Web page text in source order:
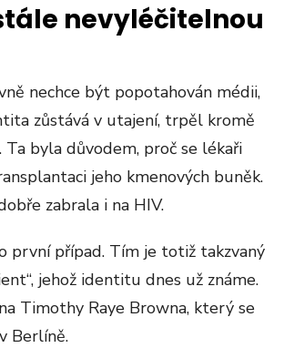
nevyléčitelnou
nechce být popotahován médii,
zůstává v utajení, trpěl kromě
Ta byla důvodem, proč se lékaři
jeho kmenových buněk.
zabrala i na HIV.
první případ. Tím je totiž takzvaný
jehož identitu dnes už známe.
Timothy Raye Browna, který se
Berlíně.